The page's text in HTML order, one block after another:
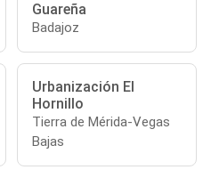
Guareña
Badajoz
Urbanización El
Hornillo
Tierra de Mérida-Vegas
Bajas